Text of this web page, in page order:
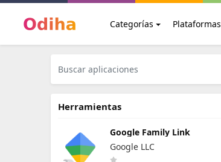
Categorías Plataformas
Herramientas
Google Family Link
Google LLC